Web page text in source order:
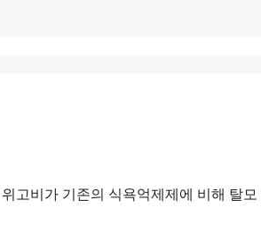
고비가 기존의 식욕억제제에 비해 탈모